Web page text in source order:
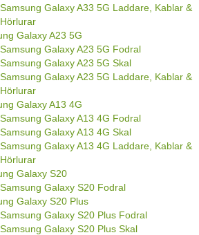
Samsung Galaxy A33 5G Laddare, Kablar &
Hörlurar
Galaxy A23 5G
Samsung Galaxy A23 5G Fodral
Samsung Galaxy A23 5G Skal
Samsung Galaxy A23 5G Laddare, Kablar &
Hörlurar
Galaxy A13 4G
Samsung Galaxy A13 4G Fodral
Samsung Galaxy A13 4G Skal
Samsung Galaxy A13 4G Laddare, Kablar &
Hörlurar
Galaxy S20
Samsung Galaxy S20 Fodral
Galaxy S20 Plus
Samsung Galaxy S20 Plus Fodral
Samsung Galaxy S20 Plus Skal